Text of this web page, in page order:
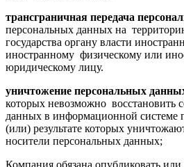
трансграничная передача
персональных данных на
государства органу власти
иностранному физическому или
юридическому лицу.
уничтожение персональных
которых невозможно восстановить
данных в информационной системе
(или) результате которых
носители персональных данных;
Компания обязана опубликовать